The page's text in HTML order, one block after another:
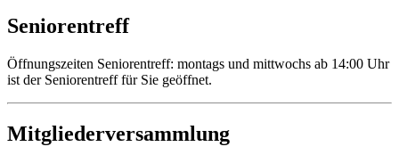
Seniorentreff
Öffnungszeiten Seniorentreff: montags und mittwochs ab 14:00 Uhr
ist der Seniorentreff für Sie geöffnet.
Mitgliederversammlung